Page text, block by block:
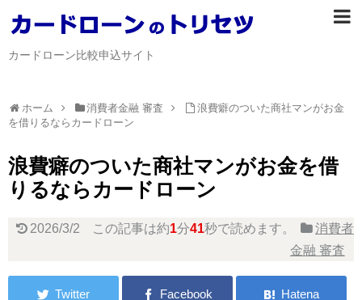
カードローン比較申込サイト
ホーム 消費者金融 審査
浪費癖のついた商社マンがお金
を借りるならカードローン
浪費癖のついた商社マンがお金を借
りるならカードローン
2026/3/2 この記事は約1分41秒で読めます。
消費者
金融 審査